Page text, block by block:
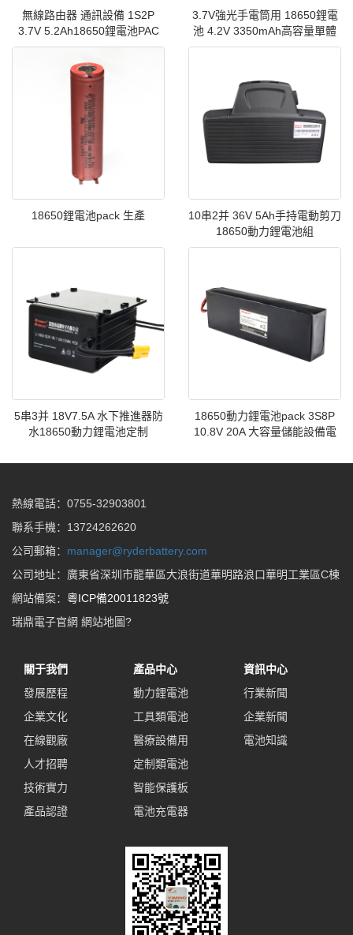
無線路由器 通訊設備 1S2P
3.7V 5.2Ah18650鋰電池PAC
3.7V強光手電筒用 18650鋰電
池 4.2V 3350mAh高容量單體
18650鋰電池pack 生產
10串2并 36V 5Ah手持電動剪刀
18650動力鋰電池組
5串3并 18V7.5A 水下推進器防
水18650動力鋰電池定制
18650動力鋰電池pack 3S8P
10.8V 20A 大容量儲能設備電
熱線電話：0755-32903801
聯系手機：13724262620
公司郵箱： manager@ryderbattery.com
公司地址：廣東省深圳市龍華區大浪街道華明路浪口華明工業區C棟
網站備案： 粵ICP備20011823號
瑞鼎電子官網 網站地圖?
關于我們
發展歷程
企業文化
在線觀廠
人才招聘
技術實力
產品認證
產品中心
動力鋰電池
工具類電池
醫療設備用
定制類電池
智能保護板
電池充電器
資訊中心
行業新聞
企業新聞
電池知識